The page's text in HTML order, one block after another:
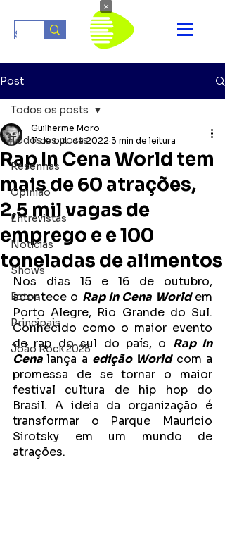
Post
Todos os posts
Resenhas
Opinião
Entrevistas
Notícias
Shows
Fotos
Principais
João Rock 2025
Todos os posts
Rap In Cena World tem
mais de 60 atrações,
2,5 mil vagas de
emprego e e 100
toneladas de alimentos
Guilherme Moro
11 de out. de 2022 3 min de leitura
Nos dias 15 e 16 de outubro,
acontece o Rap In Cena World em
Porto Alegre, Rio Grande do Sul.
Conhecido como o maior evento
de rap do sul do país, o Rap In
Cena lança a edição World com a
promessa de se tornar o maior
festival cultura de hip hop do
Brasil. A ideia da organização é
transformar o Parque Maurício
Sirotsky em um mundo de
atrações.
×